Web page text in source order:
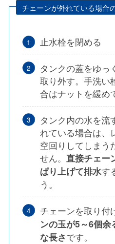
チェーンが外れている場合
止水栓を閉める
タンクの蓋をゆっ
取り外す。手洗い
合はナットを緩め
タンク内の水を流
れている場合は、
空回りしてしまう
せん。 直接チェー
ぱり上げて排水す
う。
チェーンを取り付
ンの玉が5～6個
な長さです。